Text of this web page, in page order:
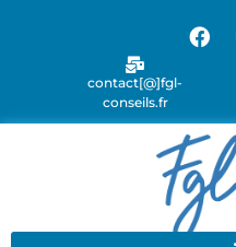
contact[@]fgl-
conseils.fr